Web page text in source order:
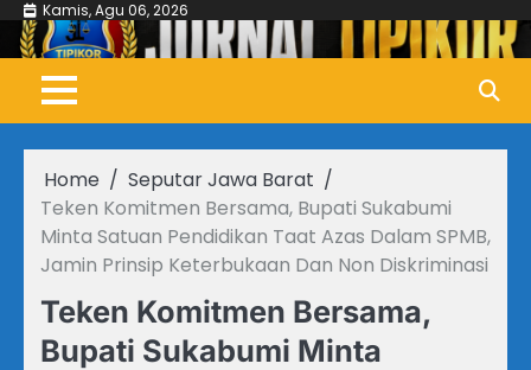
Skip
content
Kamis, Agu 06, 2026
Home
Seputar Jawa Barat
Teken Komitmen Bersama, Bupati Sukabumi
Minta Satuan Pendidikan Taat Azas Dalam SPMB,
Jamin Prinsip Keterbukaan Dan Non Diskriminasi
Teken Komitmen Bersama,
Bupati Sukabumi Minta